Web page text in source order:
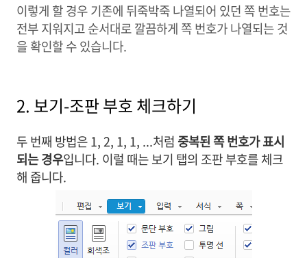
이렇게 할 경우 기존에 뒤죽박죽 나열되어 있던 쪽 번호는
전부 지워지고 순서대로 깔끔하게 쪽 번호가 나열되는 것
을 확인할 수 있습니다.
2. 보기-조판 부호 체크하기
두 번째 방법은 1, 2, 1, 1, ...처럼 중복된 쪽 번호가 표시
되는 경우입니다. 이럴 때는 보기 탭의 조판 부호를 체크
해 줍니다.